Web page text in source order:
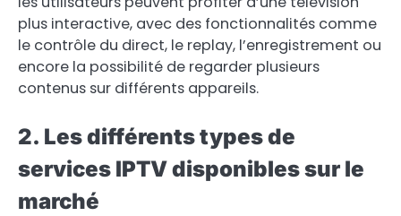
plus interactive, avec des fonctionnalités comme
le contrôle du direct, le replay, l’enregistrement ou
encore la possibilité de regarder plusieurs
contenus sur différents appareils.
2. Les différents types de
services IPTV disponibles sur le
marché